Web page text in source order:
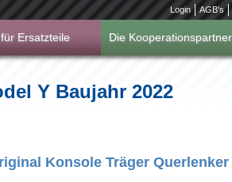
Login AGB's
Ersatzteile Die Kooperationspartner
Y Baujahr 2022
Konsole Träger